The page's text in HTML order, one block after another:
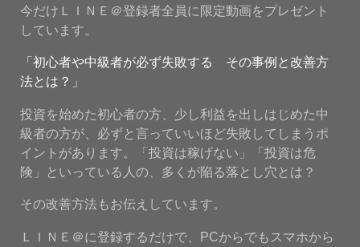
今だけＬＩＮＥ＠登録者全員に限定動画をプレゼント
しています。
「初心者や中級者が必ず失敗する その事例と改善方
法とは？」
投資を始めた初心者の方、少し利益を出しはじめた中
級者の方が、必ずと言っていいほど失敗してしまうポ
イントがあります。「投資は稼げない」「投資は危
険」といっている人の、多くが陥る落とし穴とは？
その改善方法もお伝えしています。
ＬＩＮＥ＠に登録するだけで、PCからでもスマホから